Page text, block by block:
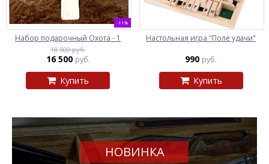
-11%
Набор подарочный Охота - 1
18 500 руб.
16 500 руб.
Купить
Настольная игра "Поле удачи"
990 руб.
Купить
НОВИНКА